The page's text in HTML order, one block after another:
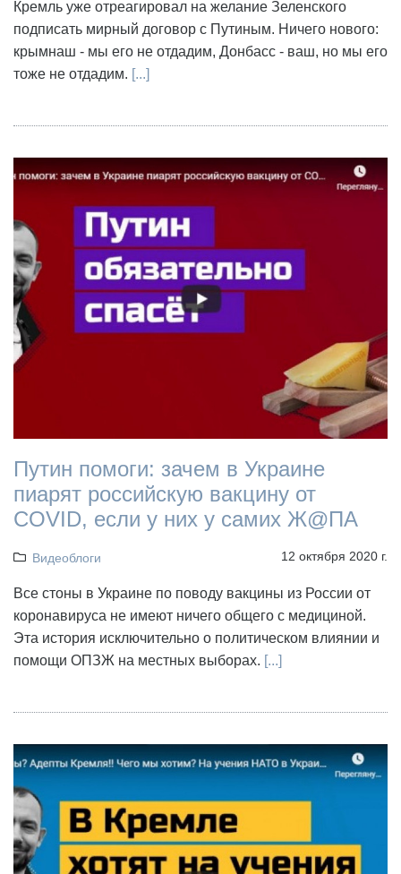
Кремль уже отреагировал на желание Зеленского
подписать мирный договор с Путиным. Ничего нового:
крымнаш - мы его не отдадим, Донбасс - ваш, но мы его
тоже не отдадим. [...]
Путин помоги: зачем в Украине
пиарят российскую вакцину от
COVID, если у них у самих Ж@ПА
Видеоблоги 12 октября 2020 г.
Все стоны в Украине по поводу вакцины из России от
коронавируса не имеют ничего общего с медициной.
Эта история исключительно о политическом влиянии и
помощи ОПЗЖ на местных выборах. [...]